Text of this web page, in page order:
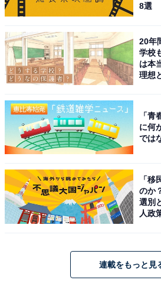
この記事の執筆者：
いもの部
Amazonのセール商品から売れ筋ランキン
のがもっと楽しく、もっとお得になる情報
こちらもおすすめ
テル」は全室オーシ
【2月9日】
8選
20年
学校
は本
理想
「
に何
では
「
のか
選別
人政
連載をもっと見